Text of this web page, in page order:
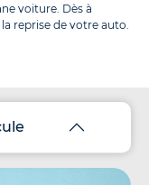
voiture. Dès à
reprise de votre auto.